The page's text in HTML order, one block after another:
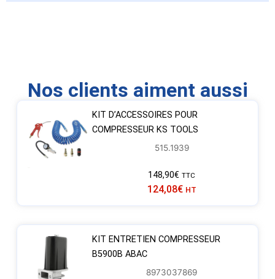
Nos clients aiment aussi
KIT D’ACCESSOIRES POUR
COMPRESSEUR KS TOOLS
515.1939
148,90€ TTC
124,08€ HT
KIT ENTRETIEN COMPRESSEUR
B5900B ABAC
8973037869